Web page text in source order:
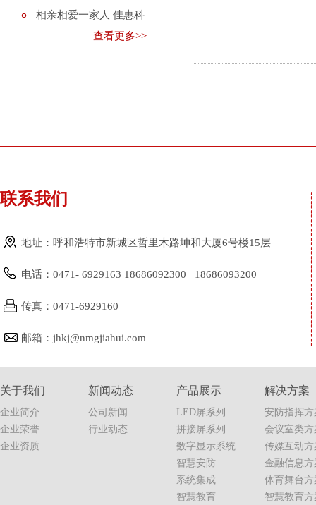
相亲相爱一家人 佳惠科
查看更多>>
联系我们
地址：呼和浩特市新城区哲里木路坤和大厦6号楼15层
电话：0471- 6929163 18686092300 18686093200
传真：0471-6929160
邮箱：jhkj@nmgjiahui.com
关于我们
企业简介
企业荣誉
企业资质
新闻动态
公司新闻
行业动态
产品展示
LED屏系列
拼接屏系列
数字显示系统
智慧安防
系统集成
智慧教育
解决方案
安防指挥方
会议室类方
传媒互动方
金融信息方
体育舞台方
智慧教育方